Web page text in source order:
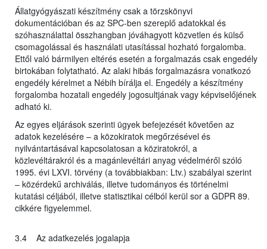
Állatgyógyászati készítmény csak a törzskönyvi
dokumentációban és az SPC-ben szereplő adatokkal és
szóhasználattal összhangban jóváhagyott közvetlen és külső
csomagolással és használati utasítással hozható forgalomba.
Ettől való bármilyen eltérés esetén a forgalmazás csak engedély
birtokában folytatható. Az alaki hibás forgalmazásra vonatkozó
engedély kérelmet a Nébih bírálja el. Engedély a készítmény
forgalomba hozatali engedély jogosultjának vagy képviselőjének
adható ki.
Az egyes eljárások szerinti ügyek befejezését követően az
adatok kezelésére – a közokiratok megőrzésével és
nyilvántartásával kapcsolatosan a köziratokról, a
közlevéltárakról és a magánlevéltári anyag védelméről szóló
1995. évi LXVI. törvény (a továbbiakban: Ltv.) szabályai szerint
– közérdekű archiválás, illetve tudományos és történelmi
kutatási céljából, illetve statisztikai célból kerül sor a GDPR 89.
cikkére figyelemmel.
3.4 Az adatkezelés jogalapja